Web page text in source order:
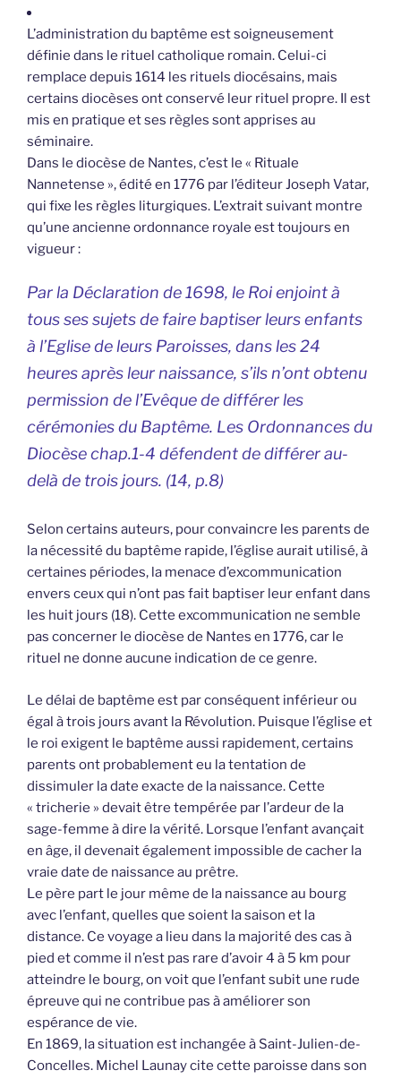
L’administration du baptême est soigneusement
définie dans le rituel catholique romain. Celui-ci
remplace depuis 1614 les rituels diocésains, mais
certains diocèses ont conservé leur rituel propre. Il est
mis en pratique et ses règles sont apprises au
séminaire.
Dans le diocèse de Nantes, c’est le « Rituale
Nannetense », édité en 1776 par l’éditeur Joseph Vatar,
qui fixe les règles liturgiques. L’extrait suivant montre
qu’une ancienne ordonnance royale est toujours en
vigueur :
Par la Déclaration de 1698, le Roi enjoint à
tous ses sujets de faire baptiser leurs enfants
à l’Eglise de leurs Paroisses, dans les 24
heures après leur naissance, s’ils n’ont obtenu
permission de l’Evêque de différer les
cérémonies du Baptême. Les Ordonnances du
Diocèse chap.1-4 défendent de différer au-
delà de trois jours. (14, p.8)
Selon certains auteurs, pour convaincre les parents de
la nécessité du baptême rapide, l’église aurait utilisé, à
certaines périodes, la menace d’excommunication
envers ceux qui n’ont pas fait baptiser leur enfant dans
les huit jours (18). Cette excommunication ne semble
pas concerner le diocèse de Nantes en 1776, car le
rituel ne donne aucune indication de ce genre.
Le délai de baptême est par conséquent inférieur ou
égal à trois jours avant la Révolution. Puisque l’église et
le roi exigent le baptême aussi rapidement, certains
parents ont probablement eu la tentation de
dissimuler la date exacte de la naissance. Cette
« tricherie » devait être tempérée par l’ardeur de la
sage-femme à dire la vérité. Lorsque l’enfant avançait
en âge, il devenait également impossible de cacher la
vraie date de naissance au prêtre.
Le père part le jour même de la naissance au bourg
avec l’enfant, quelles que soient la saison et la
distance. Ce voyage a lieu dans la majorité des cas à
pied et comme il n’est pas rare d’avoir 4 à 5 km pour
atteindre le bourg, on voit que l’enfant subit une rude
épreuve qui ne contribue pas à améliorer son
espérance de vie.
En 1869, la situation est inchangée à Saint-Julien-de-
Concelles. Michel Launay cite cette paroisse dans son